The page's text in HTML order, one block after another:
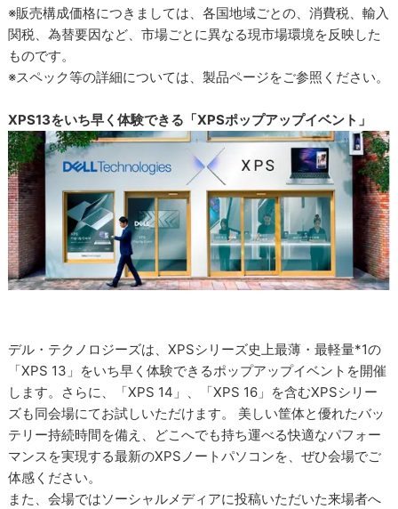
※販売構成価格につきましては、各国地域ごとの、消費税、輸入
関税、為替要因など、市場ごとに異なる現市場環境を反映した
ものです。
※スペック等の詳細については、製品ページをご参照ください。
XPS13をいち早く体験できる「XPSポップアップイベント」
デル・テクノロジーズは、XPSシリーズ史上最薄・最軽量*1の
「XPS 13」をいち早く体験できるポップアップイベントを開催
します。さらに、「XPS 14」、「XPS 16」を含むXPSシリー
ズも同会場にてお試しいただけます。 美しい筐体と優れたバッ
テリー持続時間を備え、どこへでも持ち運べる快適なパフォー
マンスを実現する最新のXPSノートパソコンを、ぜひ会場でご
体感ください。
また、会場ではソーシャルメディアに投稿いただいた来場者へ